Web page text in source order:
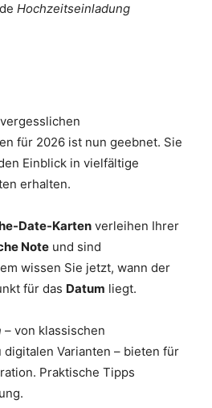
Hochzeitseinladung
für 2026 ist nun geebnet. Sie
Einblick in vielfältige
erhalten.
Date-Karten verleihen Ihrer
Note und sind
wissen Sie jetzt, wann der
für das Datum liegt.
– von klassischen
Varianten – bieten für
Praktische Tipps